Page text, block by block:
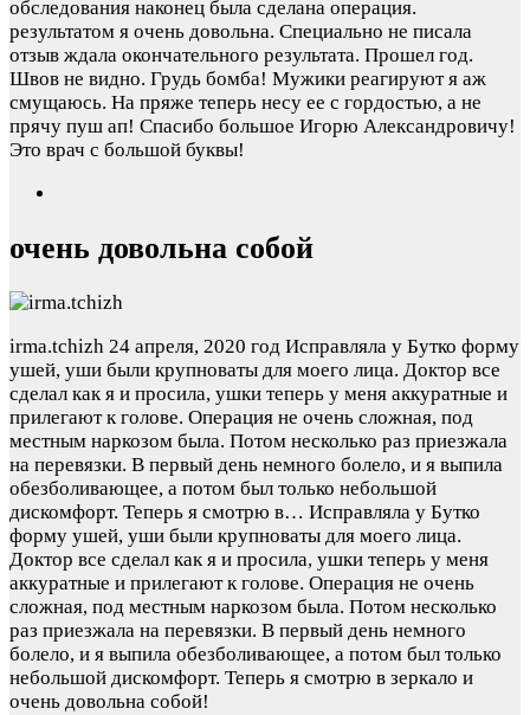
обследования наконец была сделана операция.
результатом я очень довольна. Специально не писала
отзыв ждала окончательного результата. Прошел год.
Швов не видно. Грудь бомба! Мужики реагируют я аж
смущаюсь. На пряже теперь несу ее с гордостью, а не
прячу пуш ап! Спасибо большое Игорю Александровичу!
Это врач с большой буквы!
очень довольна собой
irma.tchizh 24 апреля, 2020 год Исправляла у Бутко форму
ушей, уши были крупноваты для моего лица. Доктор все
сделал как я и просила, ушки теперь у меня аккуратные и
прилегают к голове. Операция не очень сложная, под
местным наркозом была. Потом несколько раз приезжала
на перевязки. В первый день немного болело, и я выпила
обезболивающее, а потом был только небольшой
дискомфорт. Теперь я смотрю в… Исправляла у Бутко
форму ушей, уши были крупноваты для моего лица.
Доктор все сделал как я и просила, ушки теперь у меня
аккуратные и прилегают к голове. Операция не очень
сложная, под местным наркозом была. Потом несколько
раз приезжала на перевязки. В первый день немного
болело, и я выпила обезболивающее, а потом был только
небольшой дискомфорт. Теперь я смотрю в зеркало и
очень довольна собой!